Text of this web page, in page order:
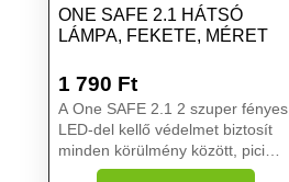
ONE SAFE 2.1 HÁTSÓ
LÁMPA, FEKETE, MÉRET
1 790 Ft
A One SAFE 2.1 2 szuper fényes
LED-del kellő védelmet biztosít
minden körülmény között, pici
méretéhez képest. Már 450